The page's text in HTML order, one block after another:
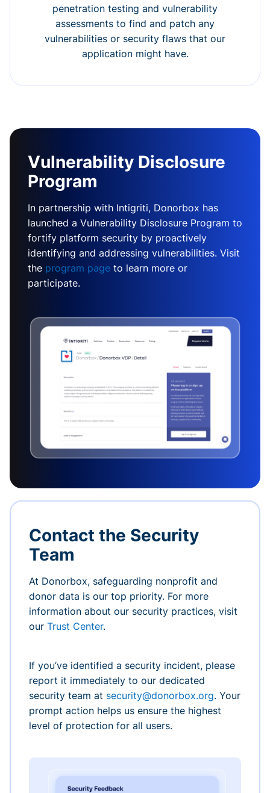
penetration testing and vulnerability
assessments to find and patch any
vulnerabilities or security flaws that our
application might have.
Vulnerability Disclosure
Program
In partnership with Intigriti, Donorbox has
launched a Vulnerability Disclosure Program to
fortify platform security by proactively
identifying and addressing vulnerabilities. Visit
the program page to learn more or
participate.
Contact the Security
Team
At Donorbox, safeguarding nonprofit and
donor data is our top priority. For more
information about our security practices, visit
our Trust Center.
If you’ve identified a security incident, please
report it immediately to our dedicated
security team at security@donorbox.org. Your
prompt action helps us ensure the highest
level of protection for all users.